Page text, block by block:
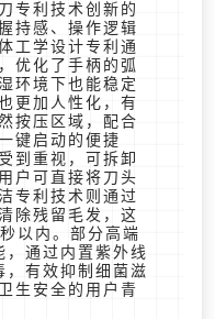
专利技术创新的
持感、操作逻辑
工学设计专利通
优化了手柄的弧
环境下也能稳定
更加人性化，有
按压区域，配合
键启动的便捷
到重视，可拆卸
户可直接将刀头
专利技术则通过
除残留毛发，这
以内。部分高端
，通过内置紫外线
，有效抑制细菌滋
生安全的用户青